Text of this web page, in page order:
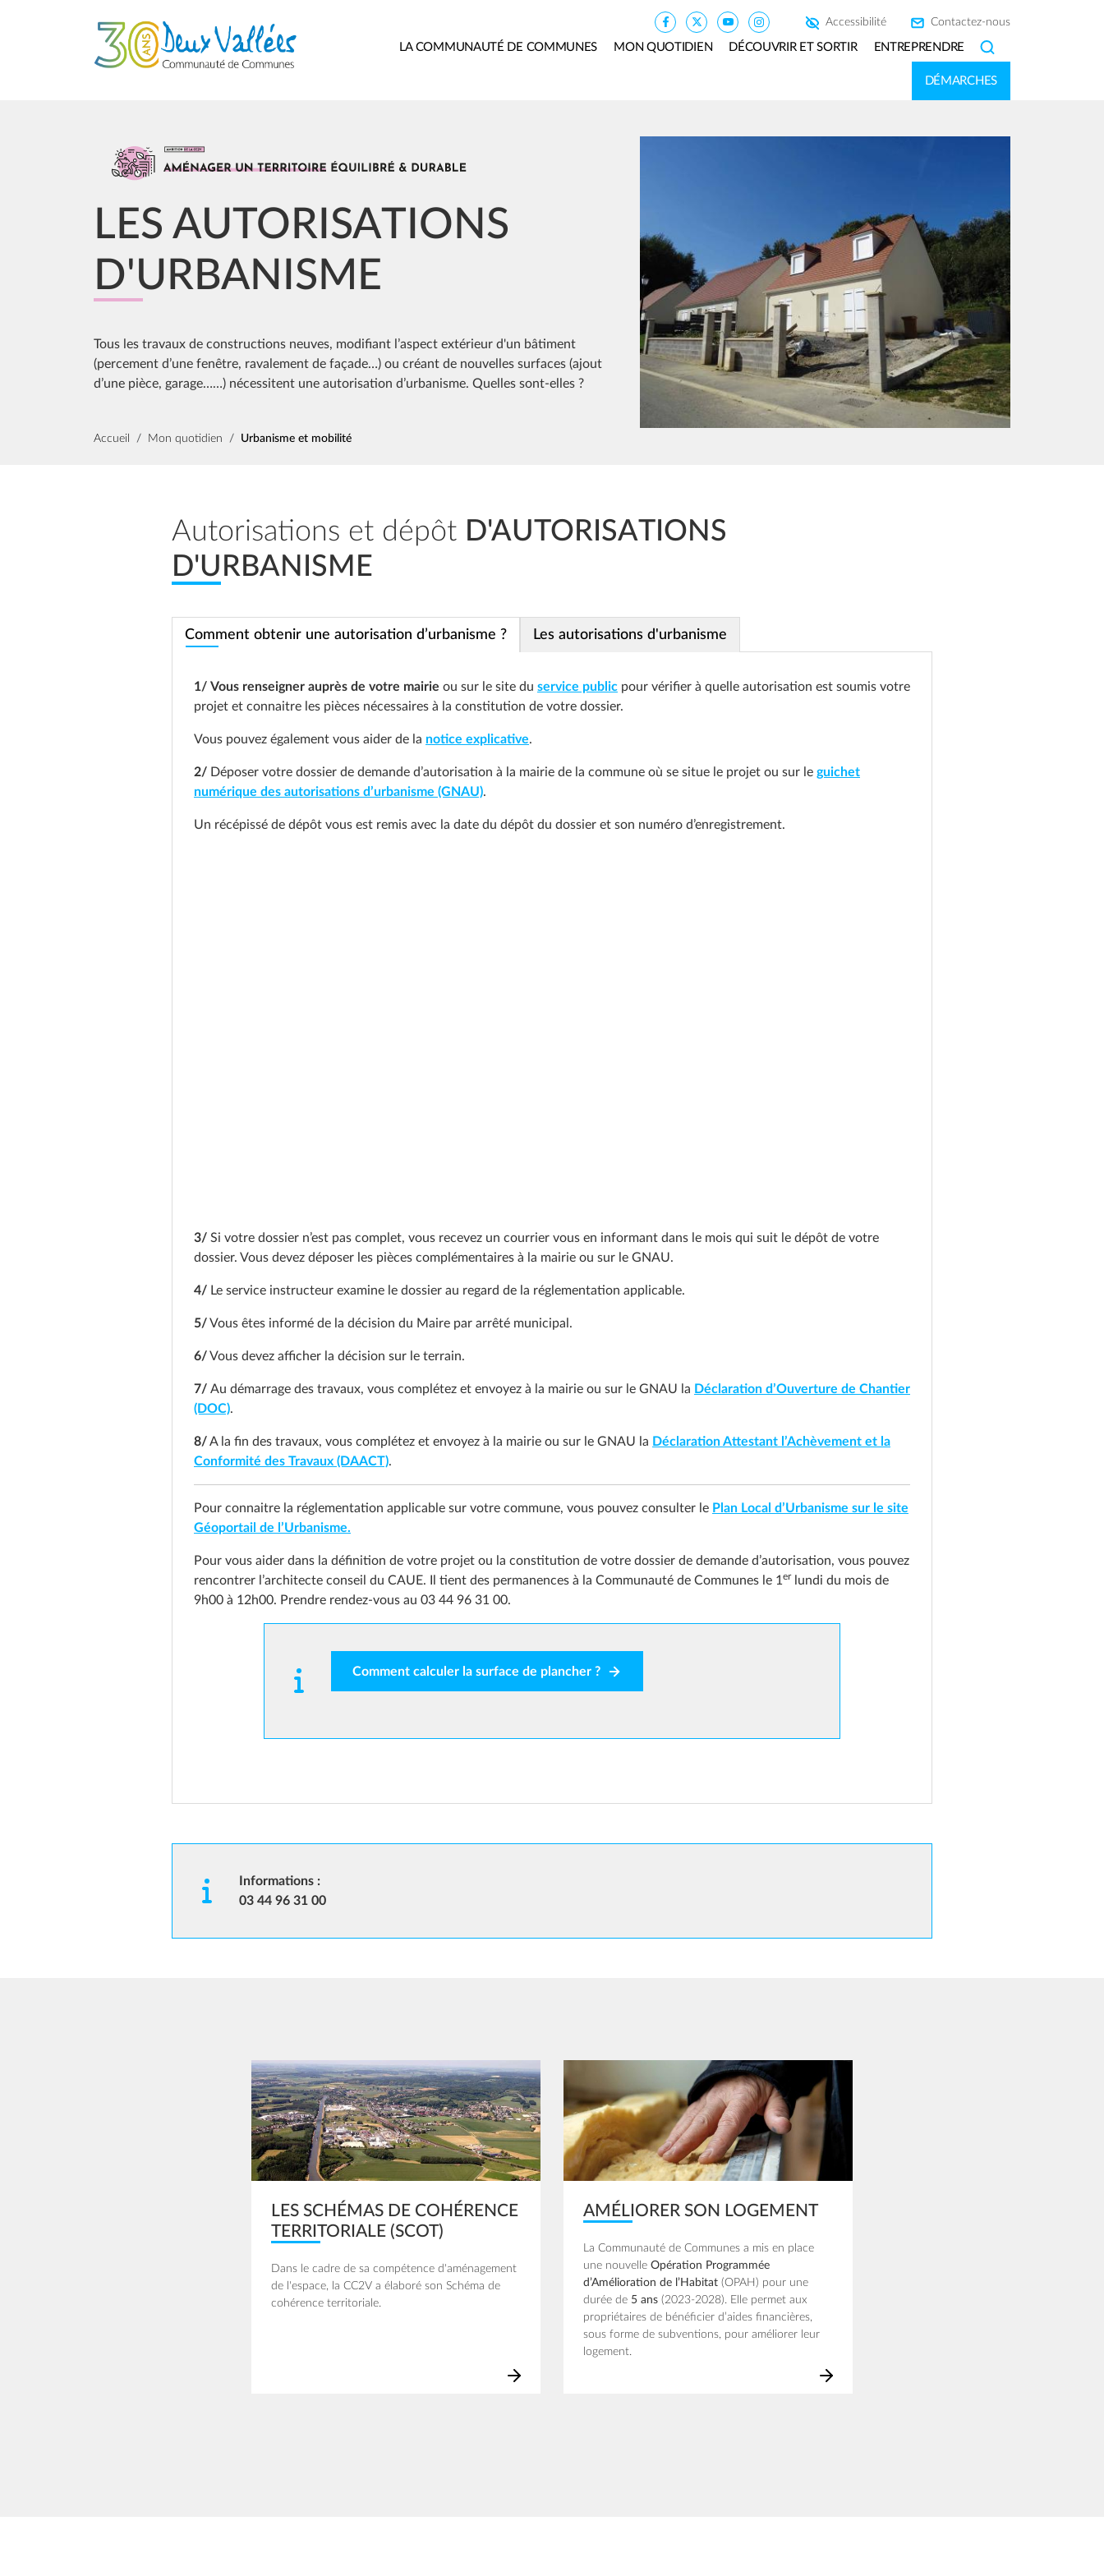
Accessibilité Contactez-nous
LA COMMUNAUTÉ DE COMMUNES MON QUOTIDIEN DÉCOUVRIR ET SORTIR ENTREPRENDRE SEARCH
DÉMARCHES
Image
LES AUTORISATIONS
D'URBANISME
Tous les travaux de constructions neuves, modifiant l’aspect extérieur d'un bâtiment
(percement d’une fenêtre, ravalement de façade…) ou créant de nouvelles surfaces (ajout
d’une pièce, garage……) nécessitent une autorisation d’urbanisme. Quelles sont-elles ?
Fil d'Ariane
Accueil Mon quotidien Urbanisme et mobilité
Autorisations et dépôt D'AUTORISATIONS
D'URBANISME
Comment obtenir une autorisation d’urbanisme ? Les autorisations d'urbanisme
1/ Vous renseigner auprès de votre mairie ou sur le site du service public pour vérifier à quelle autorisation est soumis votre
projet et connaitre les pièces nécessaires à la constitution de votre dossier.
Vous pouvez également vous aider de la notice explicative.
2/ Déposer votre dossier de demande d’autorisation à la mairie de la commune où se situe le projet ou sur le guichet
numérique des autorisations d’urbanisme (GNAU).
Un récépissé de dépôt vous est remis avec la date du dépôt du dossier et son numéro d’enregistrement.
3/ Si votre dossier n’est pas complet, vous recevez un courrier vous en informant dans le mois qui suit le dépôt de votre
dossier. Vous devez déposer les pièces complémentaires à la mairie ou sur le GNAU.
4/ Le service instructeur examine le dossier au regard de la réglementation applicable.
5/Vous êtes informé de la décision du Maire par arrêté municipal.
6/Vous devez afficher la décision sur le terrain.
7/ Au démarrage des travaux, vous complétez et envoyez à la mairie ou sur le GNAU la Déclaration d’Ouverture de Chantier
(DOC).
8/A la fin des travaux, vous complétez et envoyez à la mairie ou sur le GNAU la Déclaration Attestant l’Achèvement et la
Conformité des Travaux (DAACT).
Pour connaitre la réglementation applicable sur votre commune, vous pouvez consulter le Plan Local d’Urbanisme sur le site
Géoportail de l’Urbanisme.
Pour vous aider dans la définition de votre projet ou la constitution de votre dossier de demande d’autorisation, vous pouvez
rencontrer l’architecte conseil du CAUE. Il tient des permanences à la Communauté de Communes le 1 er
lundi du mois de
9h00 à 12h00. Prendre rendez-vous au 03 44 96 31 00.
Comment calculer la surface de plancher ?
Informations :
03 44 96 31 00
Image
LES SCHÉMAS DE COHÉRENCE
TERRITORIALE (SCOT)
Dans le cadre de sa compétence d'aménagement
de l'espace, la CC2V a élaboré son Schéma de
cohérence territoriale.
AMÉLIORER SON LOGEMENT
La Communauté de Communes a mis en place
une nouvelle Opération Programmée
d’Amélioration de l’Habitat (OPAH) pour une
durée de 5 ans (2023-2028). Elle permet aux
propriétaires de bénéficier d’aides financières,
sous forme de subventions, pour améliorer leur
logement.